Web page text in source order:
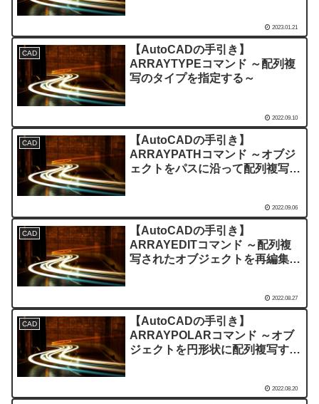
2023.01.21
CAD
【AutoCADの手引き】
ARRAYTYPEコマンド ～配列複
写のタイプを指定する～
2022.09.10
CAD
【AutoCADの手引き】
ARRAYPATHコマンド ～オブジ
ェクトをパスに沿って配列複写す
2022.09.06
CAD
【AutoCADの手引き】
ARRAYEDITコマンド ～配列複
写されたオブジェクトを再編集す
2022.08.27
CAD
【AutoCADの手引き】
ARRAYPOLARコマンド ～オブ
ジェクトを円形状に配列複写する
2022.08.20